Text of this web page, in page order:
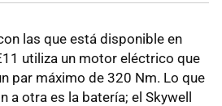
las que está disponible en
utiliza un motor eléctrico que
par máximo de 320 Nm. Lo que
a otra es la batería; el Skywell